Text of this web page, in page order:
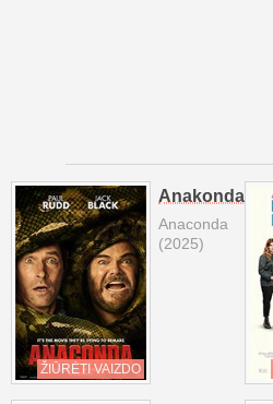
ŽIŪRĖTI VAIZDO
Anakonda
Anaconda
(2025)